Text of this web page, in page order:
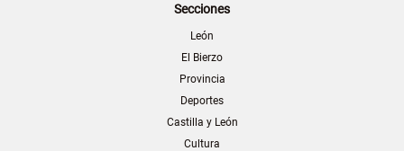
Secciones
León
El Bierzo
Provincia
Deportes
Castilla y León
Cultura